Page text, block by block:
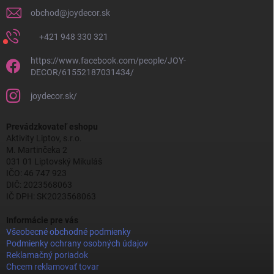
obchod@joydecor.sk
+421 948 330 321
https://www.facebook.com/people/JOY-
DECOR/61552187031434/
joydecor.sk/
Prevádzkovateľ eshopu
Aktivity Liptov, s.r.o.
M. Martinčeka 2
031 01 Liptovský Mikuláš
IČO: 46 747 923
DIČ: 2023568063
IČ DPH: SK2023568063
Informácie pre vás
Všeobecné obchodné podmienky
Podmienky ochrany osobných údajov
Reklamačný poriadok
Chcem reklamovať tovar